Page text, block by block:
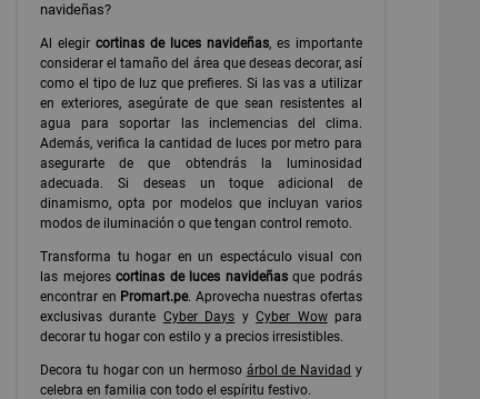
navideñas?
Al elegir cortinas de luces navideñas, es importante
considerar el tamaño del área que deseas decorar, así
como el tipo de luz que prefieres. Si las vas a utilizar
en exteriores, asegúrate de que sean resistentes al
agua para soportar las inclemencias del clima.
Además, verifica la cantidad de luces por metro para
asegurarte de que obtendrás la luminosidad
adecuada. Si deseas un toque adicional de
dinamismo, opta por modelos que incluyan varios
modos de iluminación o que tengan control remoto.
Transforma tu hogar en un espectáculo visual con
las mejorescortinas de luces navideñasque podrás
encontrar en Promart.pe. Aprovecha nuestras ofertas
exclusivas durante Cyber Days yCyber Wowpara
decorar tu hogar con estilo y a precios irresistibles.
Decora tu hogar con un hermoso árbol de Navidad y
celebra en familia con todo el espíritu festivo.